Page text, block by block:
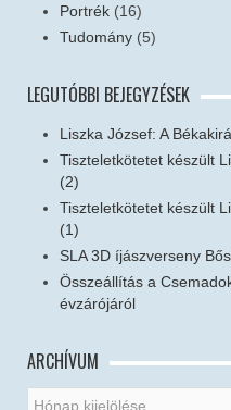
Portrék (16)
Tudomány (5)
LEGUTÓBBI BEJEGYZÉSEK
Liszka József: A
Tiszteletkötetet készült
(2)
Tiszteletkötetet készült
(1)
SLA 3D íjászverseny
Összeállítás a
évzárójáról
ARCHÍVUM